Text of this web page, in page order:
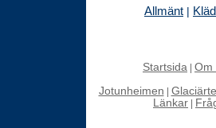
Allmänt
Startsida Om
Jotunheimen
Länkar